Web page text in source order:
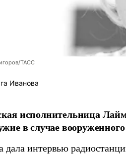
ТАСС
Иванова
исполнительница
в случае
дала интервью